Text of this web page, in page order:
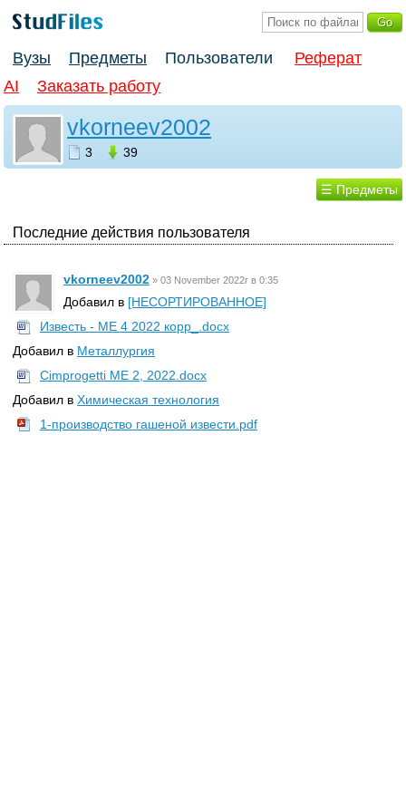
Вузы Предметы Пользователи
Реферат
AI
Заказать работу
vkorneev2002
3 39
☰ Предметы
Последние действия пользователя
vkorneev2002 » 03 November 2022г в 0:35
Добавил в [НЕСОРТИРОВАННОЕ]
Известь - МЕ 4 2022 корр_.docx
Добавил в Металлургия
Cimprogetti ME 2, 2022.docx
Добавил в Химическая технология
1-производство гашеной извести.pdf